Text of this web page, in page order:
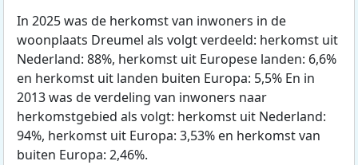
In 2025 was de herkomst van inwoners in de
woonplaats Dreumel als volgt verdeeld: herkomst uit
Nederland: 88%, herkomst uit Europese landen: 6,6%
en herkomst uit landen buiten Europa: 5,5% En in
2013 was de verdeling van inwoners naar
herkomstgebied als volgt: herkomst uit Nederland:
94%, herkomst uit Europa: 3,53% en herkomst van
buiten Europa: 2,46%.